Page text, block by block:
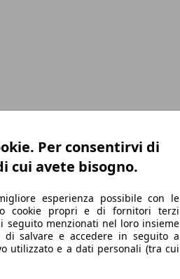
Per consentirvi di
cui avete bisogno.
esperienza possibile con le
cookie propri e di fornitori terzi
seguito menzionati nel loro insieme
di salvare e accedere in seguito a
utilizzato e a dati personali (tra cui